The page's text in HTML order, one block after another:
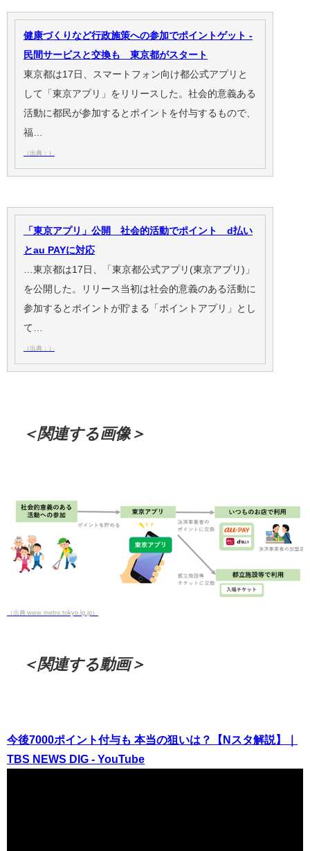
健康づくりなど行政施策への参加でポイントゲット -
民間サービスと交換も 東京都がスタート
東京都は17日、スマートフォン向け都公式アプリと
して「東京アプリ」をリリースした。社会的意義ある
活動に都民が参加するとポイントを付与するもので、
福…
（出典：）
「東京アプリ」公開 社会的活動でポイント d払い
とau PAYに対応
…東京都は17日、「東京都公式アプリ(東京アプリ)」
を公開した。リリース当初は社会的意義のある活動に
参加するとポイントが貯まる「ポイントアプリ」とし
て…
（出典：）
＜関連する画像＞
（出典 www.metro.tokyo.lg.jp）
＜関連する動画＞
今後7000ポイント付与も 本当の狙いは？【Nスタ解説】｜
TBS NEWS DIG - YouTube